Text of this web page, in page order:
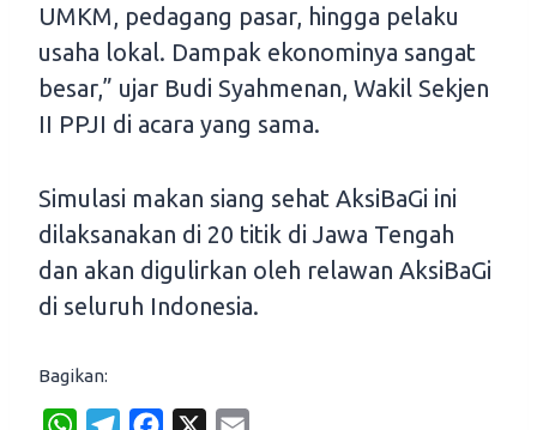
UMKM, pedagang pasar, hingga pelaku
usaha lokal. Dampak ekonominya sangat
besar,” ujar Budi Syahmenan, Wakil Sekjen
II PPJI di acara yang sama.
Simulasi makan siang sehat AksiBaGi ini
dilaksanakan di 20 titik di Jawa Tengah
dan akan digulirkan oleh relawan AksiBaGi
di seluruh Indonesia.
Bagikan:
W